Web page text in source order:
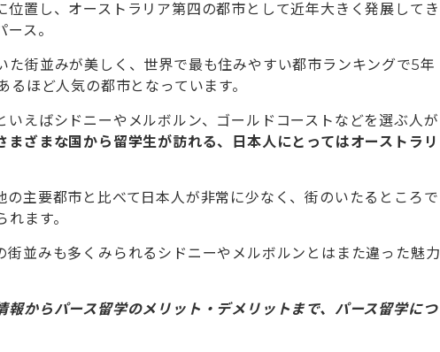
位置し、オーストラリア第四の都市として近年大きく発展してき
ス。
た街並みが美しく、世界で最も住みやすい都市ランキングで5年
ほど人気の都市となっています。
いえばシドニーやメルボルン、ゴールドコーストなどを選ぶ人が
まざまな国から留学生が訪れる、日本人にとってはオーストラリ
の主要都市と比べて日本人が非常に少なく、街のいたるところで
ます。
街並みも多くみられるシドニーやメルボルンとはまた違った魅力
報からパース留学のメリット・デメリットまで、パース留学につ